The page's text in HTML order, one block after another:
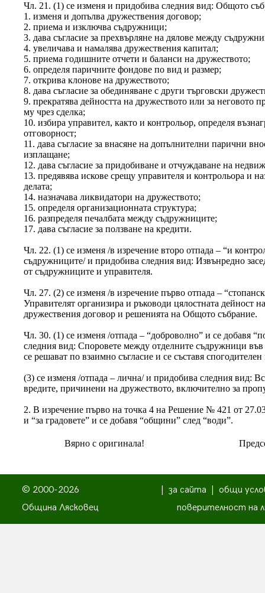
Чл. 21. (1) се изменя и придобива следния вид: Общото
1. изменя и допълва дружествения договор;
2. приема и изключва съдружници;
3. дава съгласие за прехвърляне на дялове между
4. увеличава и намалява дружествения капитал;
5. приема годишните отчети и баланси на дружеството;
6. определя паричните фондове по вид и размер;
7. открива клонове на дружеството;
8. дава съгласие за обединяване с други търговски
9. прекратява дейността на дружеството или за неговото
му чрез сделка;
10. избира управител, както и контрольор, определя
отговорност;
11. дава съгласие за внасяне на допълнителни парични
изплащане;
12. дава съгласие за придобиване и отчуждаване на
13. предявява искове срещу управителя и контрольора и
делата;
14. назначава ликвидатори на дружеството;
15. определя организационната структура;
16. разпределя печалбата между съдружниците;
17. дава съгласие за ползване на кредити.
Чл. 22. (1) се изменя /в изречение второ отпада – “и
съдружниците/ и придобива следния вид: Извънредно
от съдружниците и управителя.
Чл. 27. (2) се изменя /в изречение първо отпада –
Управителят организира и ръководи цялостната дейност
дружествения договор и решенията на Общото събрание.
Чл. 30. (1) се изменя /отпада – “доброволно” и се добавя
следния вид: Споровете между отделните съдружници във
се решават по взаимно съгласие и се съставя
(3) се изменя /отпада – лична/ и придобива следния вид:
вредите, причинени на дружеството, включително за
2. В изречение първо на точка 4 на Решение № 421 от
и “за градовете” и се добавя “общини” след “води”.
Вярно с оригинала!
© 2000-2026
Община Лясковец
за сайта
общи
поверителност на